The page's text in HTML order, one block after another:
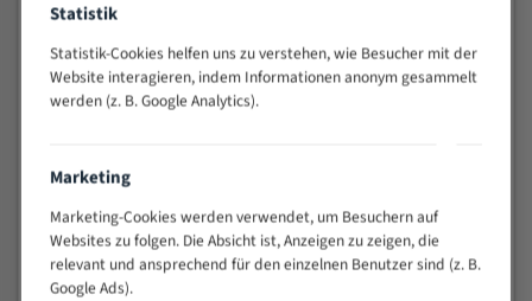
Widerstandsfähig gegen Zahnbruch auch bei
wechselnde Verbindungslängen)
Sehr geringe Vibration
Technische Beschreibung:
Positiver Spanwinkel
Bandkörper aus hochlegiertem Federstahl
Statistik
Statistik-Cookies helfen uns zu verstehen, wie Besucher mit der
Website interagieren, indem Informationen anonym gesammelt
werden (z. B. Google Analytics).
Marketing
Marketing-Cookies werden verwendet, um Besuchern auf
Websites zu folgen. Die Absicht ist, Anzeigen zu zeigen, die
relevant und ansprechend für den einzelnen Benutzer sind (z. B.
Google Ads).